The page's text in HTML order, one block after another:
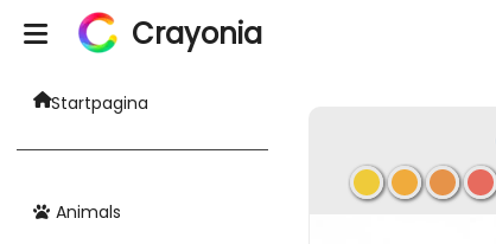
Crayonia
Startpagina
Animals